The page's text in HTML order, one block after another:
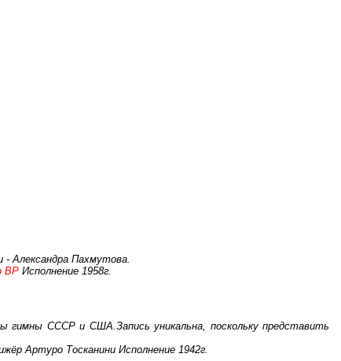
- Александра Пахмутова.
ВР Исполнение 1958г.
гимны СССР и США.Запись уникальна, поскольку представить
Артуро Тосканини Исполнение 1942г.